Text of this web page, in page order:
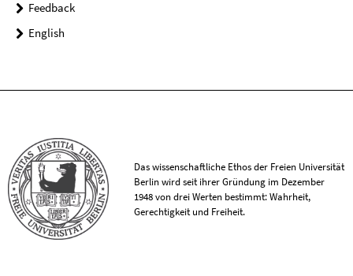
Feedback
English
Das wissenschaftliche Ethos der Freien Universität
Berlin wird seit ihrer Gründung im Dezember
1948 von drei Werten bestimmt: Wahrheit,
Gerechtigkeit und Freiheit.